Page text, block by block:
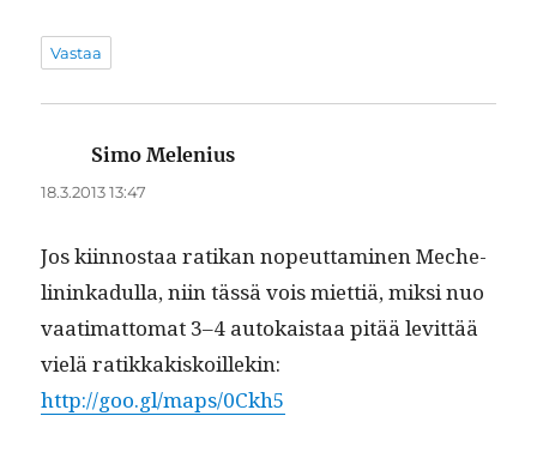
Vastaa
Simo Melenius
18.3.2013 13:47
Jos kiin­nos­taa ratikan nopeut­ta­mi­nen Meche­
lininkadul­la, niin tässä vois miet­tiä, mik­si nuo
vaa­ti­mat­tomat 3–4 autokaistaa pitää levit­tää
vielä ratikkakiskoillekin:
http://goo.gl/maps/0Ckh5